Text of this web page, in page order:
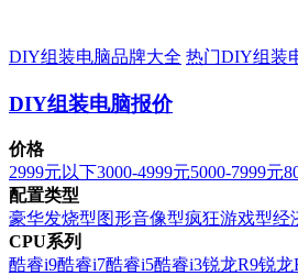
DIY组装电脑品牌大全 热门DIY组装
DIY组装电脑报价
价格
2999元以下3000-4999元5000-7999元
配置类型
豪华发烧型图形音像型疯狂游戏型经
CPU系列
酷睿i9酷睿i7酷睿i5酷睿i3锐龙R9锐龙